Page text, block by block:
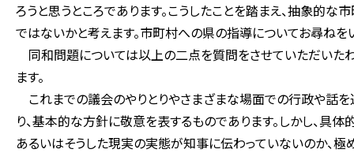
ろうと思うところであります。こうしたことを踏まえ、抽象的
ではないかと考えます。市町村への県の指導についてお尋ねを
同和問題については以上の二点を質問をさせていただいた
ます。
これまでの議会のやりとりやさまざまな場面での行政や話
り、基本的な方針に敬意を表するものであります。しかし、具
あるいはそうした現実の実態が知事に伝わっていないのか、極